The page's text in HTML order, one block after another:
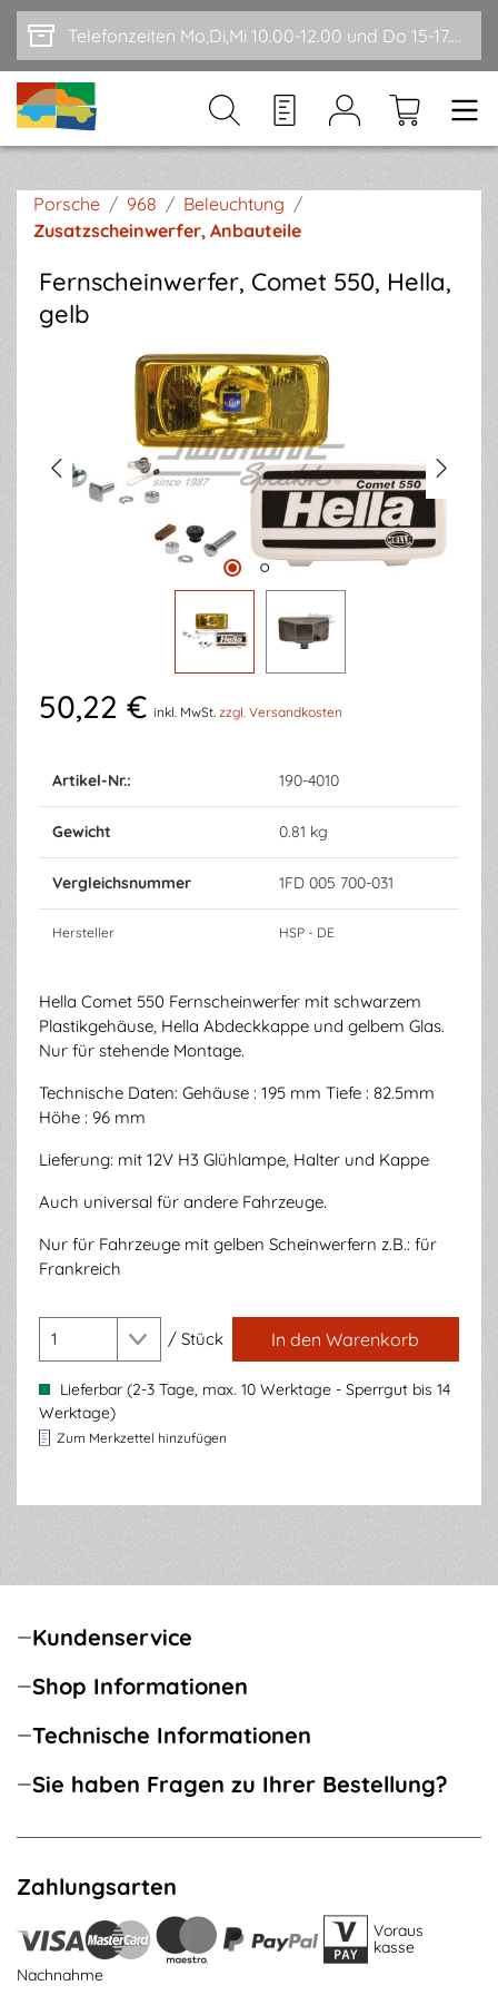
Zum Hauptinhalt springen Telefonzeiten Mo,Di,Mi 10.00-12.00 und Do 15-17.00
Porsche / 968 / Beleuchtung /
Zusatzscheinwerfer, Anbauteile
Fernscheinwerfer, Comet 550, Hella,
gelb
Bildergalerie überspringen
50,22 € inkl. MwSt. zzgl. Versandkosten
Artikel-Nr.: 190-4010
Gewicht 0.81 kg
Vergleichsnummer 1FD 005 700-031
Hersteller HSP - DE
Hella Comet 550 Fernscheinwerfer mit schwarzem
Plastikgehäuse, Hella Abdeckkappe und gelbem Glas.
Nur für stehende Montage.
Technische Daten: Gehäuse : 195 mm Tiefe : 82.5mm
Höhe : 96 mm
Lieferung: mit 12V H3 Glühlampe, Halter und Kappe
Auch universal für andere Fahrzeuge.
Nur für Fahrzeuge mit gelben Scheinwerfern z.B.: für
Frankreich
/ Stück In den Warenkorb
Lieferbar (2-3 Tage, max. 10 Werktage - Sperrgut bis 14
Werktage)
Zum Merkzettel hinzufügen
Kundenservice
Shop Informationen
Technische Informationen
Sie haben Fragen zu Ihrer Bestellung?
Zahlungsarten
Voraus
kasse
Nachnahme